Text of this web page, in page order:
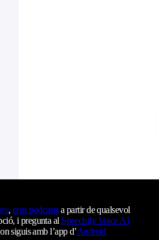
, crea podcastsa partir de qualsevol
i pregunta al Speechify Voice AI
siguis amb l’app d’Android